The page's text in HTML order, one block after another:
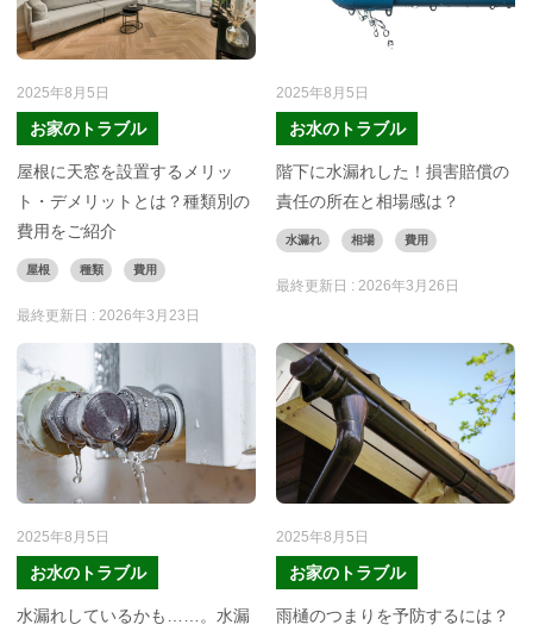
2025年8月5日
お家のトラブル
屋根に天窓を設置するメリッ
ト・デメリットとは？種類別の
費用をご紹介
屋根 種類 費用
最終更新日 : 2026年3月23日
2025年8月5日
お水のトラブル
階下に水漏れした！損害賠償の
責任の所在と相場感は？
水漏れ 相場 費用
最終更新日 :2026年3月26日
2025年8月5日
お水のトラブル
水漏れしているかも……。水漏
2025年8月5日
お家のトラブル
雨樋のつまりを予防するには？